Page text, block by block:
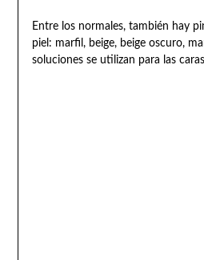
Entre los normales, también hay
piel: marfil, beige, beige oscuro,
soluciones se utilizan para las